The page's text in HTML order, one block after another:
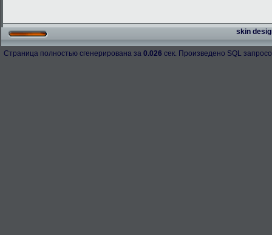
skin
Страница полностью сгенерирована за 0.026 сек. Произведено SQL